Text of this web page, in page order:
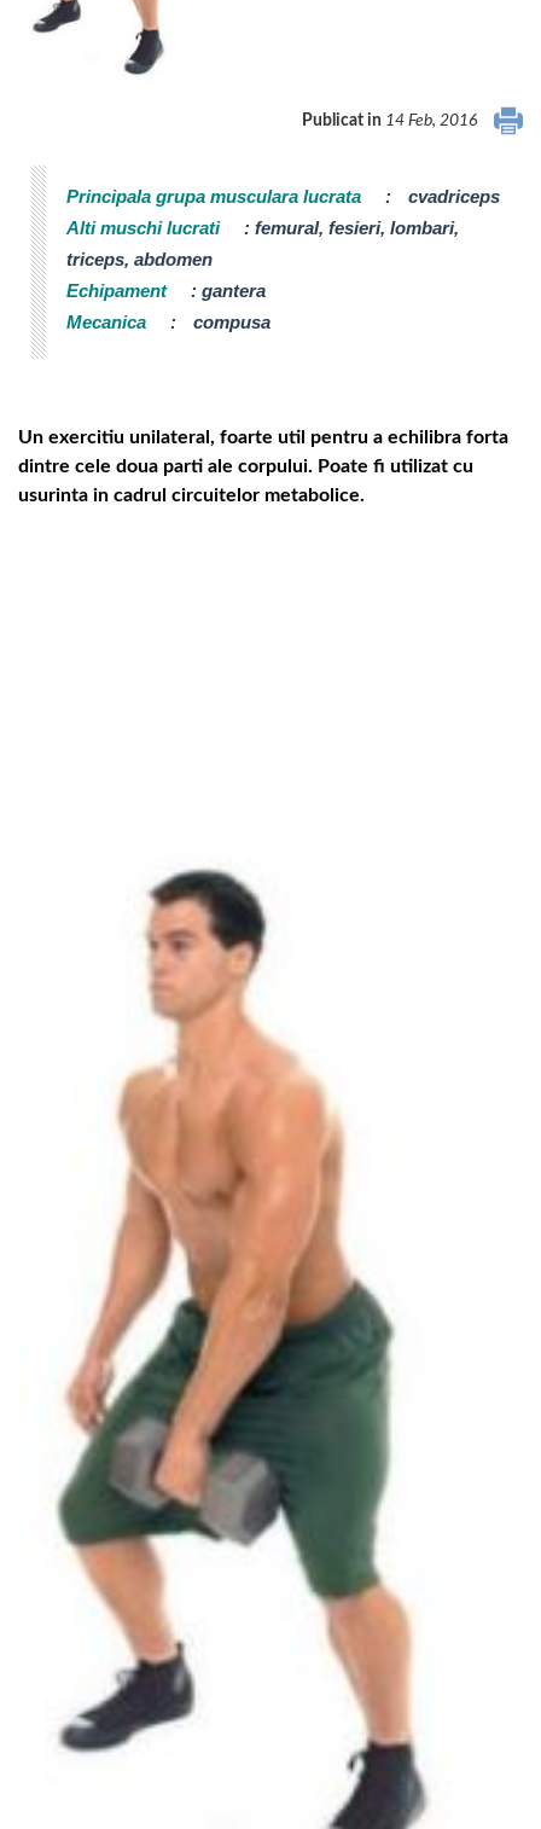
Publicat in 14 Feb, 2016
Principala grupa musculara lucrata :
cvadriceps
Alti muschi lucrati
: femural, fesieri, lombari,
triceps, abdomen
Echipament
: gantera
Mecanica
: compusa
Un exercitiu unilateral, foarte util pentru a echilibra forta
dintre cele doua parti ale corpului. Poate fi utilizat cu
usurinta in cadrul circuitelor metabolice.